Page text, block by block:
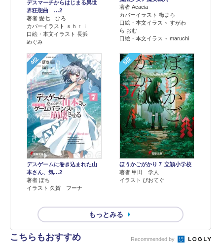
デスマーチからはじまる異世
界狂想曲 …2
著者 愛七 ひろ
カバーイラスト ｓｈｒｉ
口絵・本文イラスト 長浜
めぐみ
著者 Acacia
カバーイラスト 梅まろ
口絵・本文イラスト すがわ
ら おむ
口絵・本文イラスト maruchi
4位
デスゲームに巻き込まれた山
本さん、気…2
著者 ぽち
イラスト 久賀 フーナ
5位
ほうかごがかり７ 立穎小学校
著者 甲田 学人
イラスト ぴおてぐ
もっとみる
こちらもおすすめ Recommended by